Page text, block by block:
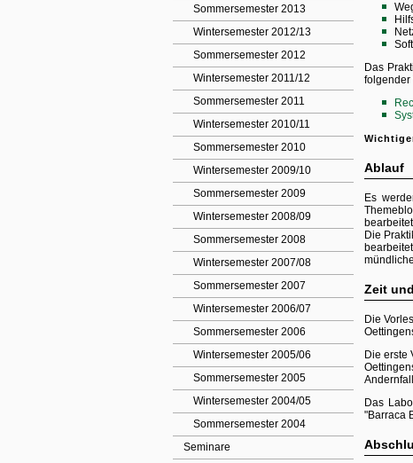
Sommersemester 2013
Wintersemester 2012/13
Sommersemester 2012
Wintersemester 2011/12
Sommersemester 2011
Wintersemester 2010/11
Sommersemester 2010
Wintersemester 2009/10
Sommersemester 2009
Wintersemester 2008/09
Sommersemester 2008
Wintersemester 2007/08
Sommersemester 2007
Wintersemester 2006/07
Sommersemester 2006
Wintersemester 2005/06
Sommersemester 2005
Wintersemester 2004/05
Sommersemester 2004
Seminare
Das
folgender
Ablauf
Es
Die
Zeit
Die
Die erste
Das
"Barraca